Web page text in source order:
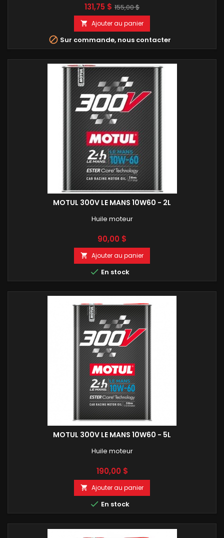
Prix
131,75 $ Prix
base
155,00 $
 Ajouter au panier
 Sur commande, nous contacter
MOTUL 300V LE MANS 10W60 - 2L
Huile moteur
Prix
90,00 $
 Ajouter au panier
 En stock
MOTUL 300V LE MANS 10W60 - 5L
Huile moteur
Prix
190,00 $
 Ajouter au panier
 En stock